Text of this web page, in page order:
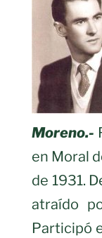
Moreno.-
en Moral
de 1931.
atraído
Participó